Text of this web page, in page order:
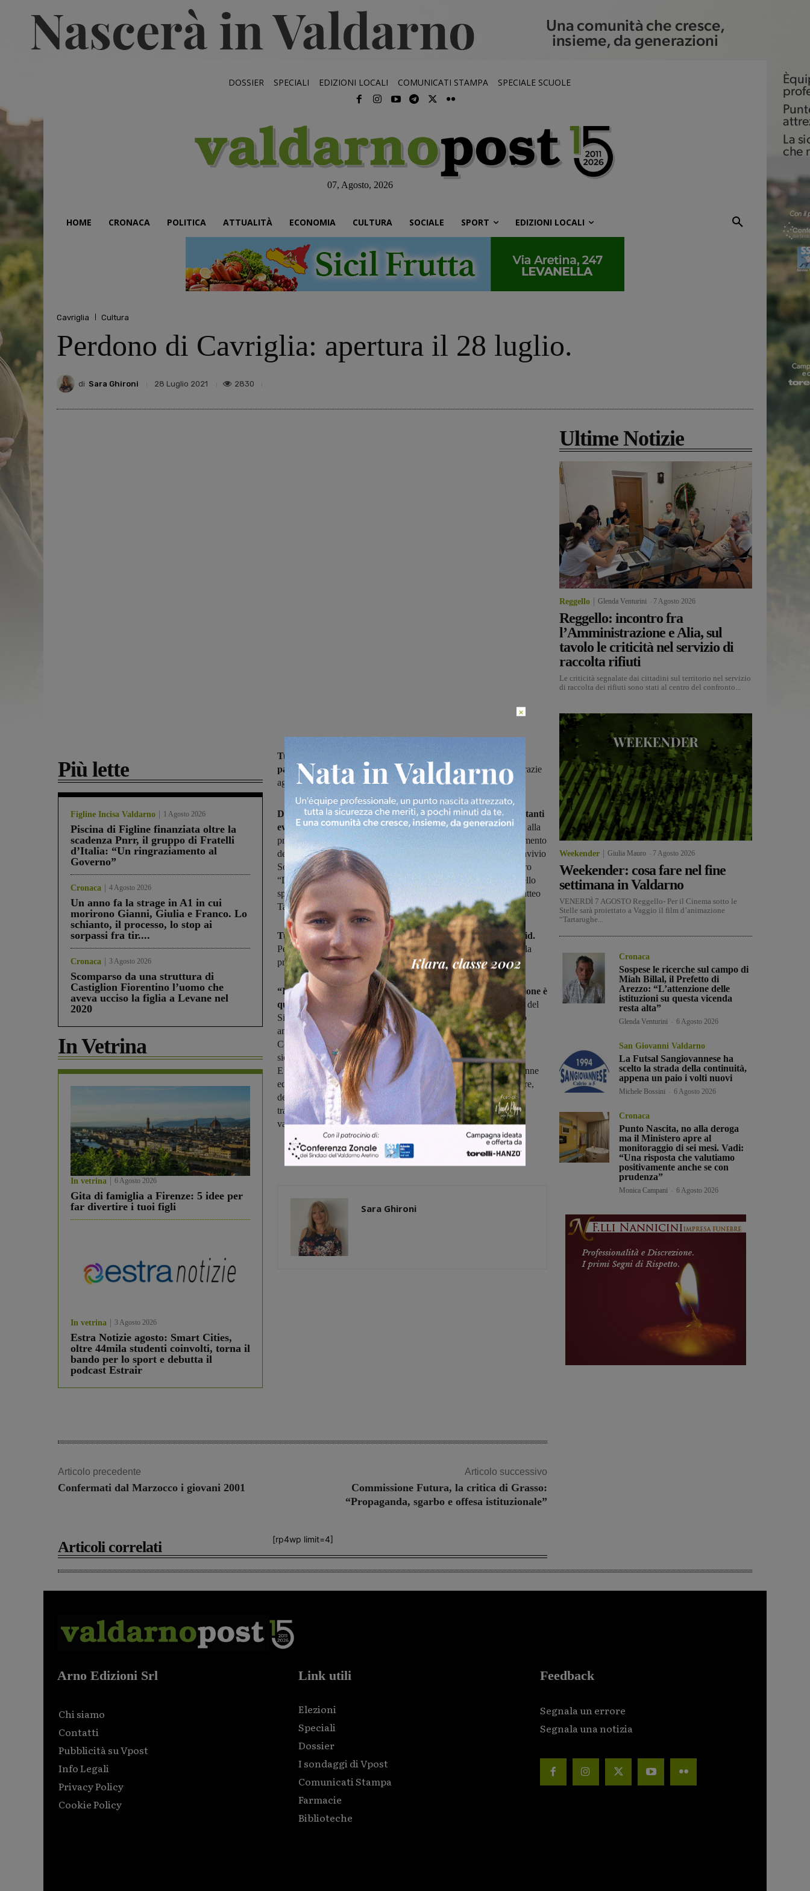
DOSSIER SPECIALI EDIZIONI LOCALI COMUNICATI STAMPA SPECIALE SCUOLE
07, Agosto, 2026
HOME CRONACA POLITICA ATTUALITÀ ECONOMIA CULTURA SOCIALE SPORT EDIZIONI LOCALI
Cavriglia Cultura
Perdono di Cavriglia: apertura il 28 luglio.
di Sara Ghironi 28 Luglio 2021 2830
Più lette
Figline Incisa Valdarno 1 Agosto 2026
Piscina di Figline finanziata oltre la
scadenza Pnrr, il gruppo di Fratelli
d’Italia: “Un ringraziamento al
Governo”
Cronaca 4 Agosto 2026
Un anno fa la strage in A1 in cui
morirono Gianni, Giulia e Franco. Lo
schianto, il processo, lo stop ai
sorpassi fra tir....
Cronaca 3 Agosto 2026
Scomparso da una struttura di
Castiglion Fiorentino l’uomo che
aveva ucciso la figlia a Levane nel
2020
In Vetrina
In vetrina 6 Agosto 2026
Gita di famiglia a Firenze: 5 idee per
far divertire i tuoi figli
In vetrina 3 Agosto 2026
Estra Notizie agosto: Smart Cities,
oltre 44mila studenti coinvolti, torna il
bando per lo sport e debutta il
podcast Estrair
Tutto pronto a Cavriglia per l’inizio del Perdono, una festa
paesana che sta assumendo una buona rilevanza in vallata,
grazie
agli sforzi del Comitato Festeggiamenti Perdono Cavriglia.
Da stasera 28 luglio fino a martedì 3 agosto, si susseguiranno tanti
eventi, dal Concerto della Filarmonica “Umberto Giordano
“, alla
presentazione del libro “Muoio per te” di Filippo Boni, al conferimento
della benemerenza civica all’atleta Lara Mori, il tradizionale “Convivio
Sotto le Stelle”, la camminata in notturna, la presentazione del libro
“Dopo il Naufragio” di Gianluca e Chiara Gioli, per culminare nello
spettacolo pirotecnico ed il concerto dell’orchestra spettacolo “Matteo
Tarantino”, martedì 3 agosto.
Tutti gli eventi si svolgeranno rispettando i protocolli anti covid.
Per la passeggiata in notturna e la cena sotto le stelle è necessaria la
prenotazione da effettuarsi al numero 3284697660.
“In questi anni di lavoro la nostra volontà come amministrazione è
quella di rendere Cavriglia sempre più bella.“Queste le parole del
Sindaco leonardo Degl’Innocenti o Sanni” La bellezza passa però
anche dal contributo che tutte le associazioni riescono a fornire il
Comitato dei festeggiamenti del Perdono di Cavriglia riveste
sicuramente un ruolo da protagonista per la crescita cittadina.
E’ un comitato che opera stabilmente da quasi 20 anni, fatto di donne
ed uomini pieni di passione, energia, competenza, senso del dovere,
dedizione, che hanno fatto crescere una delle tante feste di paese
trasformandola in uno degli appuntamenti più attesi nel panorama
valdarnese, con una grandissima partecipazione di pubblico.”
Sara Ghironi
Articolo precedente
Confermati dal Marzocco i giovani 2001
Articolo successivo
Commissione Futura, la critica di Grasso:
“Propaganda, sgarbo e offesa istituzionale”
[rp4wp limit=4]
Articoli correlati
Ultime Notizie
Reggello Glenda Venturini 7 Agosto 2026
Reggello: incontro fra
l’Amministrazione e Alia, sul
tavolo le criticità nel servizio di
raccolta rifiuti
Le criticità segnalate dai cittadini sul territorio nel servizio
di raccolta dei rifiuti sono stati al centro del confronto...
Weekender Giulia Mauro 7 Agosto 2026
Weekender: cosa fare nel fine
settimana in Valdarno
VENERDÌ 7 AGOSTO Reggello- Per il Cinema sotto le
Stelle sarà proiettato a Vaggio il film d’animazione
“Tartarughe...
Cronaca
Sospese le ricerche sul campo di
Miah Billal, il Prefetto di
Arezzo: “L’attenzione delle
istituzioni su questa vicenda
resta alta”
Glenda Venturini 6 Agosto 2026
San Giovanni Valdarno
La Futsal Sangiovannese ha
scelto la strada della continuità,
appena un paio i volti nuovi
Michele Bossini 6 Agosto 2026
Cronaca
Punto Nascita, no alla deroga
ma il Ministero apre al
monitoraggio di sei mesi. Vadi:
“Una risposta che valutiamo
positivamente anche se con
prudenza”
Monica Campani 6 Agosto 2026
Arno Edizioni Srl
Chi siamo
Contatti
Pubblicità su Vpost
Info Legali
Privacy Policy
Cookie Policy
Link utili
Elezioni
Speciali
Dossier
I sondaggi di Vpost
Comunicati Stampa
Farmacie
Biblioteche
Feedback
Segnala un errore
Segnala una notizia
×